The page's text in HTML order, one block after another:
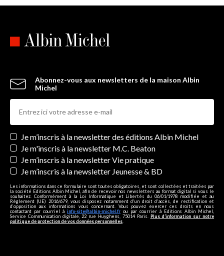
Abonnez-vous aux newsletters de la maison Albin
Michel
Newsletters
Je m’inscris à la newsletter des éditions Albin Michel
Je m'inscris à la newsletter M.C. Beaton
Je m’inscris à la newsletter Vie pratique
Je m’inscris à la newsletter Jeunesse & BD
Les informations dans ce formulaire sont toutes obligatoires, et sont collectées et traitées par
la société Editions Albin Michel, afin de recevoir nos newsletters au format digital si vous le
souhaitez. Conformément à la Loi Informatique et Libertés du 06/01/1978 modifiée et au
Règlement (UE) 2016/679, vous disposez notamment d'un droit d'accès, de rectification et
d’opposition aux informations vous concernant. Vous pouvez exercer ces droits en nous
contactant par courriel à info-site@albin-michel.fr ou par courrier à Editions Albin Michel,
Service Communication digitale, 22 rue Huyghens, 75014 Paris. Plus d’information sur notre
politique de protection de vos données personnelles